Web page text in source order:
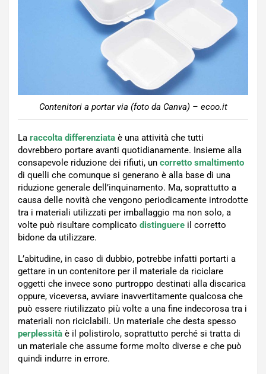
Contenitori a portar via (foto da Canva) – ecoo.it
La raccolta differenziata è una attività che tutti
dovrebbero portare avanti quotidianamente. Insieme alla
consapevole riduzione dei rifiuti, un corretto smaltimento
di quelli che comunque si generano è alla base di una
riduzione generale dell’inquinamento. Ma, soprattutto a
causa delle novità che vengono periodicamente introdotte
tra i materiali utilizzati per imballaggio ma non solo, a
volte può risultare complicato distinguere il corretto
bidone da utilizzare.
L’abitudine, in caso di dubbio, potrebbe infatti portarti a
gettare in un contenitore per il materiale da riciclare
oggetti che invece sono purtroppo destinati alla discarica
oppure, viceversa, avviare inavvertitamente qualcosa che
può essere riutilizzato più volte a una fine indecorosa tra i
materiali non riciclabili. Un materiale che desta spesso
perplessità è il polistirolo, soprattutto perché si tratta di
un materiale che assume forme molto diverse e che può
quindi indurre in errore.